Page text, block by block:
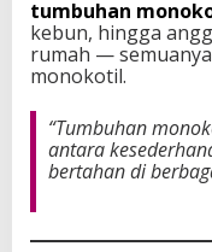
tumbuhan
kebun, hingga
rumah —
monokotil.
“Tumbuhan
antara
bertahan di